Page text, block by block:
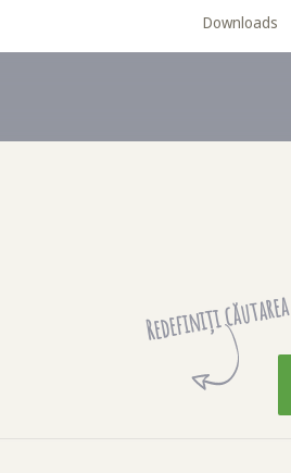
Downloads
Redefiniți căutarea